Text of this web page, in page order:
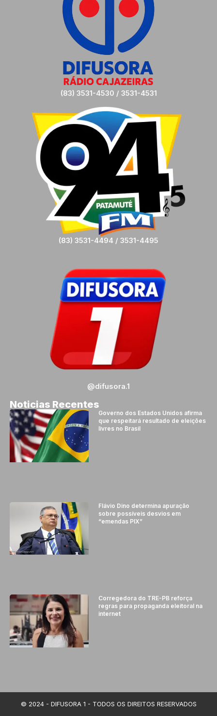
(83) 3531-4530 / 3531-4531
(83) 3531-4494 / 3531-4495
@difusora.1
Noticias Recentes
Governo dos Estados Unidos afirma
que respeitará resultado de eleições
livres no Brasil
Flávio Dino determina apuração
sobre possíveis desvios em
“emendas PIX”
Corregedora do TRE-PB reforça
regras para propaganda eleitoral na
internet
© 2024 - DIFUSORA 1 - TODOS OS DIREITOS RESERVADOS